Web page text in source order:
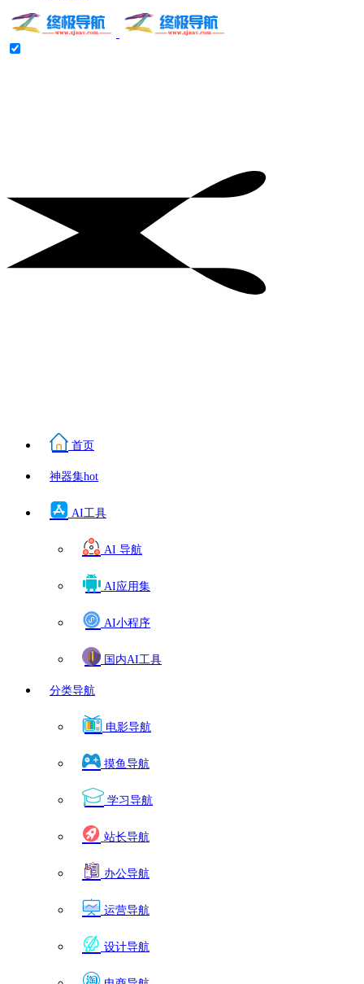
首页
神器集hot
AI工具
AI 导航
AI应用集
AI小程序
国内AI工具
分类导航
电影导航
摸鱼导航
学习导航
站长导航
办公导航
运营导航
设计导航